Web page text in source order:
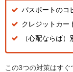
パスポートのコ
クレジットカー
（心配ならば
この3つの対策はすぐ